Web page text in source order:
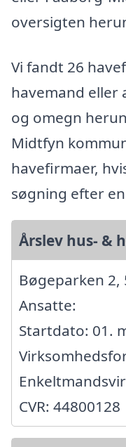
oversigten
Vi fandt 26
havemand
og omegn
Midtfyn
havefirmaer,
søgning efter
Årslev hus- &
Bøgeparken 2,
Ansatte:
Startdato: 01.
CVR: 44800128